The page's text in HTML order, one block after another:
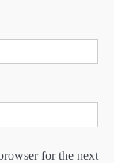
for the next